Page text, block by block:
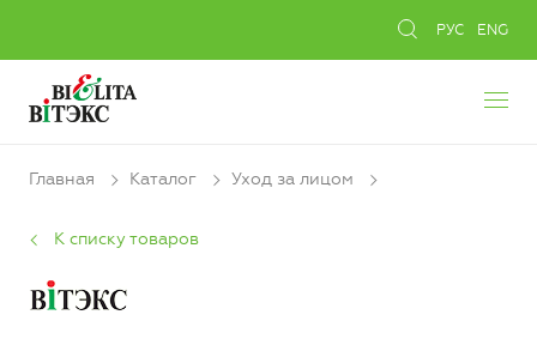
РУС ENG
Главная Каталог Уход за лицом
К списку товаров